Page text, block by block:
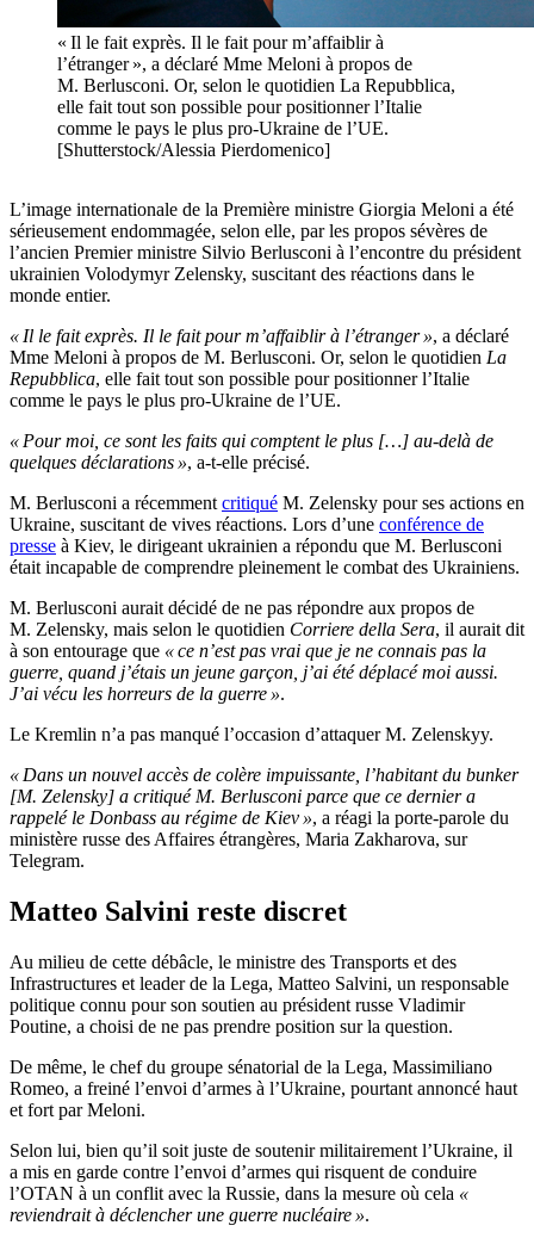
« Il le fait exprès. Il le fait pour m’affaiblir à
l’étranger », a déclaré Mme Meloni à propos de
M. Berlusconi. Or, selon le quotidien La Repubblica,
elle fait tout son possible pour positionner l’Italie
comme le pays le plus pro-Ukraine de l’UE.
[Shutterstock/Alessia Pierdomenico]
L’image internationale de la Première ministre Giorgia Meloni a été
sérieusement endommagée, selon elle, par les propos sévères de
l’ancien Premier ministre Silvio Berlusconi à l’encontre du président
ukrainien Volodymyr Zelensky, suscitant des réactions dans le
monde entier.
« Il le fait exprès. Il le fait pour m’affaiblir à l’étranger », a déclaré
Mme Meloni à propos de M. Berlusconi. Or, selon le quotidien La
Repubblica, elle fait tout son possible pour positionner l’Italie
comme le pays le plus pro-Ukraine de l’UE.
« Pour moi, ce sont les faits qui comptent le plus […] au-delà de
quelques déclarations », a-t-elle précisé.
M. Berlusconi a récemment critiqué M. Zelensky pour ses actions en
Ukraine, suscitant de vives réactions. Lors d’une conférence de
presse à Kiev, le dirigeant ukrainien a répondu que M. Berlusconi
était incapable de comprendre pleinement le combat des Ukrainiens.
M. Berlusconi aurait décidé de ne pas répondre aux propos de
M. Zelensky, mais selon le quotidien Corriere della Sera, il aurait dit
à son entourage que « ce n’est pas vrai que je ne connais pas la
guerre, quand j’étais un jeune garçon, j’ai été déplacé moi aussi.
J’ai vécu les horreurs de la guerre ».
Le Kremlin n’a pas manqué l’occasion d’attaquer M. Zelenskyy.
« Dans un nouvel accès de colère impuissante, l’habitant du bunker
[M. Zelensky] a critiqué M. Berlusconi parce que ce dernier a
rappelé le Donbass au régime de Kiev », a réagi la porte-parole du
ministère russe des Affaires étrangères, Maria Zakharova, sur
Telegram.
Matteo Salvini reste discret
Au milieu de cette débâcle, le ministre des Transports et des
Infrastructures et leader de la Lega, Matteo Salvini, un responsable
politique connu pour son soutien au président russe Vladimir
Poutine, a choisi de ne pas prendre position sur la question.
De même, le chef du groupe sénatorial de la Lega, Massimiliano
Romeo, a freiné l’envoi d’armes à l’Ukraine, pourtant annoncé haut
et fort par Meloni.
Selon lui, bien qu’il soit juste de soutenir militairement l’Ukraine, il
a mis en garde contre l’envoi d’armes qui risquent de conduire
l’OTAN à un conflit avec la Russie, dans la mesure où cela «
reviendrait à déclencher une guerre nucléaire ».